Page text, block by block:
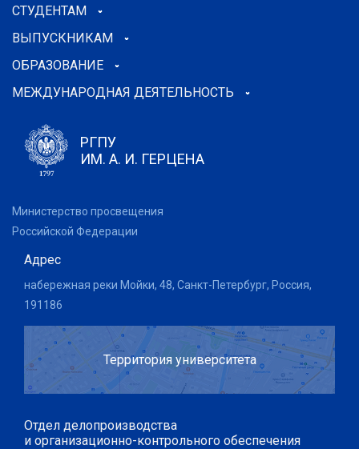
СТУДЕНТАМ
ВЫПУСКНИКАМ
ОБРАЗОВАНИЕ
МЕЖДУНАРОДНАЯ ДЕЯТЕЛЬНОСТЬ
РГПУ
ИМ. А. И. ГЕРЦЕНА
Министерство просвещения
Российской Федерации
Адрес
набережная реки Мойки, 48, Санкт-Петербург, Россия,
191186
Территория университета
Отдел делопроизводства
и организационно-контрольного обеспечения